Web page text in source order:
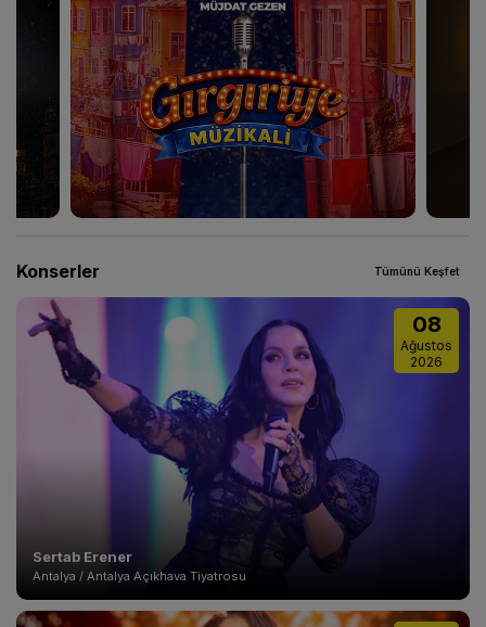
Konserler Tümünü Keşfet
Sertab Erener
Antalya / Antalya Açıkhava Tiyatrosu
08
Ağustos
2026